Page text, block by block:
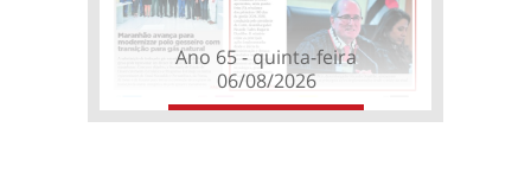
Ano 65 - quinta-feira
06/08/2026